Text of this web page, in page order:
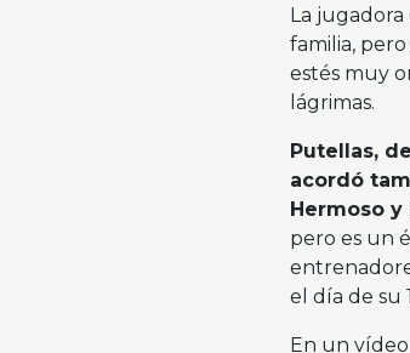
La
familia,
estés muy
lágrimas.
Putellas,
acordó
Hermoso
pero es un
el día de su
En un